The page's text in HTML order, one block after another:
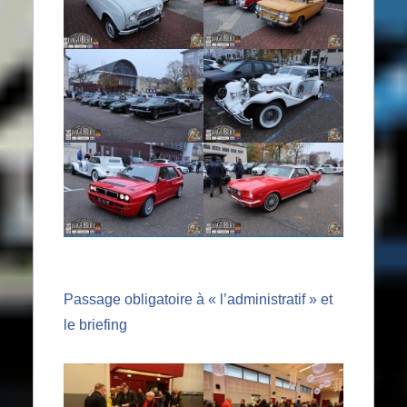
Passage obligatoire à « l’administratif » et
le briefing